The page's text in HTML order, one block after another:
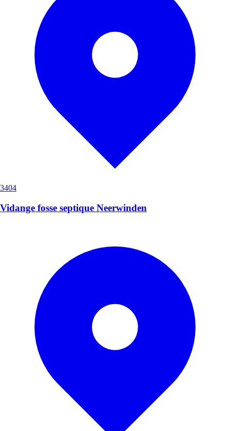
3404
Vidange fosse septique Neerwinden